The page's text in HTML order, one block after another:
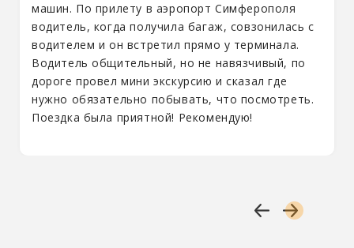
машин. По прилету в аэропорт Симферополя
водитель, когда получила багаж, совзонилась с
водителем и он встретил прямо у терминала.
Водитель общительный, но не навязчивый, по
дороге провел мини экскурсию и сказал где
нужно обязательно побывать, что посмотреть.
Поездка была приятной! Рекомендую!